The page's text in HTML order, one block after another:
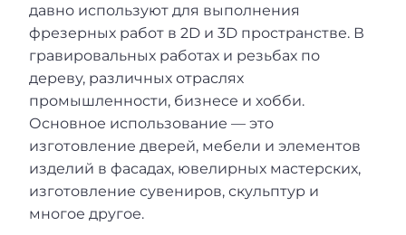
давно используют для выполнения
фрезерных работ в 2D и 3D пространстве. В
гравировальных работах и резьбах по
дереву, различных отраслях
промышленности, бизнесе и хобби.
Основное использование — это
изготовление дверей, мебели и элементов
изделий в фасадах, ювелирных мастерских,
изготовление сувениров, скульптур и
многое другое.